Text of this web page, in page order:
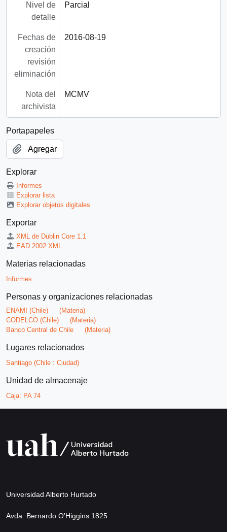
Nivel de
detalle
Parcial
Fechas de
creación
revisión
eliminación
2016-08-19
Nota del
archivista
MCMV
Portapapeles
Agregar
Explorar
Informes
Explorar lista
Explorar objetos digitales
Exportar
XML de Dublin Core 1.1
EAD 2002 XML
Materias relacionadas
Informes
Personas y organizaciones relacionadas
ENAMI (Chile)
(Materia)
CODELCO (Chile)
(Materia)
Banco Central de Chile
(Materia)
Lugares relacionados
Santiago (Chile : Ciudad)
Unidad de almacenaje
Caja: PA 74
Universidad Alberto Hurtado
Avda. Bernardo O’Higgins 1825